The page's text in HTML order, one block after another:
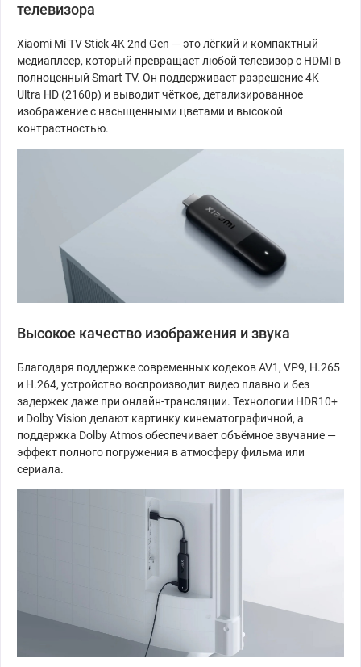
телевизора
Xiaomi Mi TV Stick 4K 2nd Gen — это лёгкий и компактный
медиаплеер, который превращает любой телевизор с HDMI в
полноценный Smart TV. Он поддерживает разрешение 4K
Ultra HD (2160p) и выводит чёткое, детализированное
изображение с насыщенными цветами и высокой
контрастностью.
Высокое качество изображения и звука
Благодаря поддержке современных кодеков AV1, VP9, H.265
и H.264, устройство воспроизводит видео плавно и без
задержек даже при онлайн-трансляции. Технологии HDR10+
и Dolby Vision делают картинку кинематографичной, а
поддержка Dolby Atmos обеспечивает объёмное звучание —
эффект полного погружения в атмосферу фильма или
сериала.